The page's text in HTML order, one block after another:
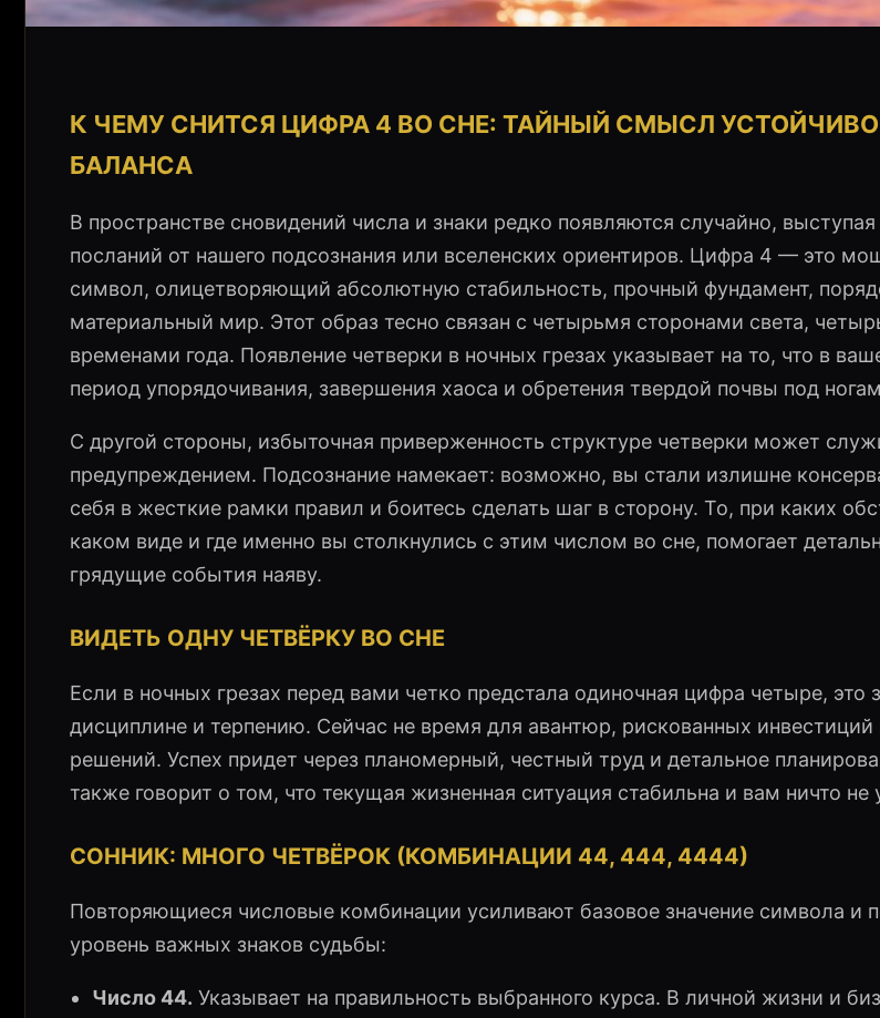
К ЧЕМУ СНИТСЯ ЦИФРА 4 ВО СНЕ: ТАЙНЫЙ СМЫСЛ
БАЛАНСА
В пространстве сновидений числа и знаки редко появляются случайно,
посланий от нашего подсознания или вселенских ориентиров. Цифра 4 — это
символ, олицетворяющий абсолютную стабильность, прочный фундамент,
материальный мир. Этот образ тесно связан с четырьмя сторонами света,
временами года. Появление четверки в ночных грезах указывает на то, что в
период упорядочивания, завершения хаоса и обретения твердой почвы под
С другой стороны, избыточная приверженность структуре четверки может
предупреждением. Подсознание намекает: возможно, вы стали излишне
себя в жесткие рамки правил и боитесь сделать шаг в сторону. То, при каких
каком виде и где именно вы столкнулись с этим числом во сне, помогает
грядущие события наяву.
ВИДЕТЬ ОДНУ ЧЕТВЁРКУ ВО СНЕ
Если в ночных грезах перед вами четко предстала одиночная цифра четыре, это
дисциплине и терпению. Сейчас не время для авантюр, рискованных инвестиций
решений. Успех придет через планомерный, честный труд и детальное
также говорит о том, что текущая жизненная ситуация стабильна и вам ничто не
СОННИК: МНОГО ЧЕТВЁРОК (КОМБИНАЦИИ 44, 444, 4444)
Повторяющиеся числовые комбинации усиливают базовое значение символа и
уровень важных знаков судьбы:
Число 44. Указывает на правильность выбранного курса. В личной жизни и